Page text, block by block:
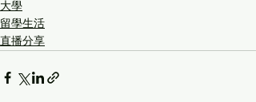
大學
留學生活
直播分享